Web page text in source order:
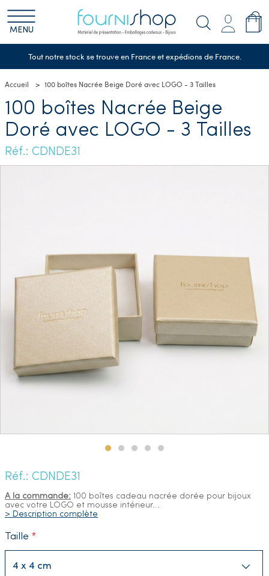
MENU
Tout notre stock se trouve en France et expédions de France.
Accueil 100 boîtes Nacrée Beige Doré avec LOGO - 3 Tailles
100 boîtes Nacrée Beige
Doré avec LOGO - 3 Tailles
Réf.: CDNDE31
Réf.: CDNDE31
A la commande: 100 boîtes cadeau nacrée dorée pour bijoux
avec votre LOGO et mousse intérieur…
> Description complète
Taille